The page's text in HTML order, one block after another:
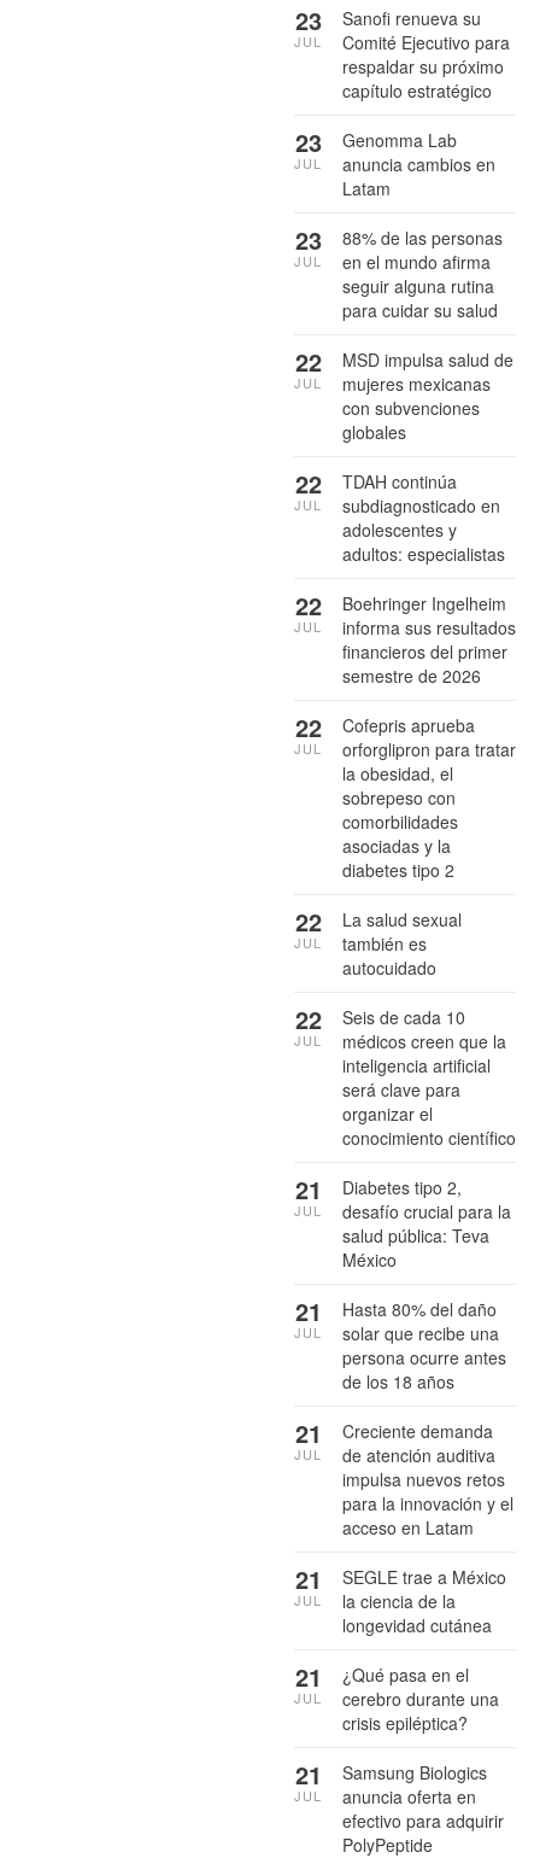
Sanofi renueva su
Comité Ejecutivo para
respaldar su próximo
capítulo estratégico
23
JUL
Genomma Lab
anuncia cambios en
Latam
23
JUL
88% de las personas
en el mundo afirma
seguir alguna rutina
para cuidar su salud
23
JUL
MSD impulsa salud de
mujeres mexicanas
con subvenciones
globales
22
JUL
TDAH continúa
subdiagnosticado en
adolescentes y
adultos: especialistas
22
JUL
Boehringer Ingelheim
informa sus resultados
financieros del primer
semestre de 2026
22
JUL
Cofepris aprueba
orforglipron para tratar
la obesidad, el
sobrepeso con
comorbilidades
asociadas y la
diabetes tipo 2
22
JUL
La salud sexual
también es
autocuidado
22
JUL
Seis de cada 10
médicos creen que la
inteligencia artificial
será clave para
organizar el
conocimiento científico
22
JUL
Diabetes tipo 2,
desafío crucial para la
salud pública: Teva
México
21
JUL
Hasta 80% del daño
solar que recibe una
persona ocurre antes
de los 18 años
21
JUL
Creciente demanda
de atención auditiva
impulsa nuevos retos
para la innovación y el
acceso en Latam
21
JUL
SEGLE trae a México
la ciencia de la
longevidad cutánea
21
JUL
¿Qué pasa en el
cerebro durante una
crisis epiléptica?
21
JUL
Samsung Biologics
anuncia oferta en
efectivo para adquirir
PolyPeptide
21
JUL